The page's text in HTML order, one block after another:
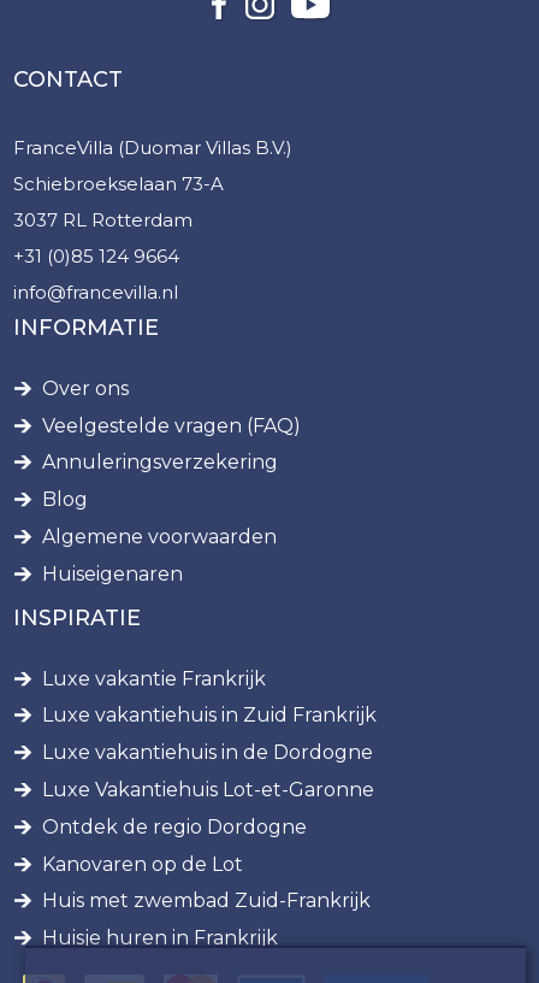
CONTACT
FranceVilla (Duomar Villas B.V.)
Schiebroekselaan 73-A
3037 RL Rotterdam
+31 (0)85 124 9664
info@francevilla.nl
INFORMATIE
Over ons
Veelgestelde vragen (FAQ)
Annuleringsverzekering
Blog
Algemene voorwaarden
Huiseigenaren
INSPIRATIE
Luxe vakantie Frankrijk
Luxe vakantiehuis in Zuid Frankrijk
Luxe vakantiehuis in de Dordogne
Luxe Vakantiehuis Lot-et-Garonne
Ontdek de regio Dordogne
Kanovaren op de Lot
Huis met zwembad Zuid-Frankrijk
Huisje huren in Frankrijk